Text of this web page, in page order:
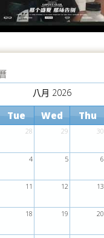
八月 2026
Tue Wed Thu
28 29 30
4 5 6
11 12 13
18 19 20